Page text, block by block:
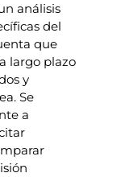
análisis
del
que
largo plazo
y
Se
a